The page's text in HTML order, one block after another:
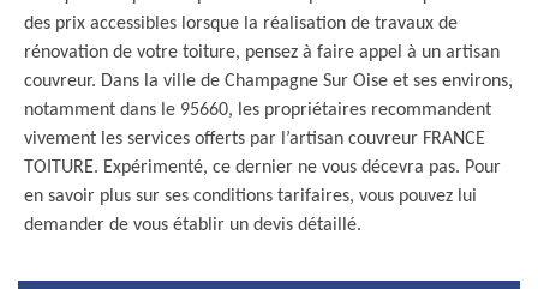
des prix accessibles lorsque la réalisation de travaux de
rénovation de votre toiture, pensez à faire appel à un artisan
couvreur. Dans la ville de Champagne Sur Oise et ses environs,
notamment dans le 95660, les propriétaires recommandent
vivement les services offerts par l’artisan couvreur FRANCE
TOITURE. Expérimenté, ce dernier ne vous décevra pas. Pour
en savoir plus sur ses conditions tarifaires, vous pouvez lui
demander de vous établir un devis détaillé.